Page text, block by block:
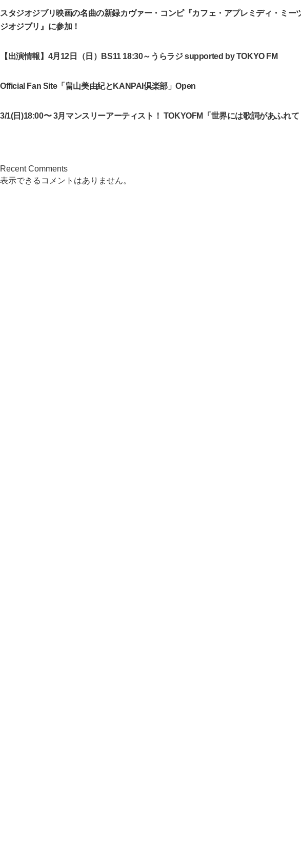
スタジオジブリ映画の名曲の新録カヴァー・コンピ『カフェ・アプレミディ・ミー
ジオジブリ』に参加！
【出演情報】4月12日（日）BS11 18:30～うらラジ supported by TOKYO FM
Official Fan Site「畠山美由紀とKANPAI倶楽部」Open
3/1(日)18:00〜 3月マンスリーアーティスト！ TOKYOFM「世界には歌詞があふれて
Recent Comments
表示できるコメントはありません。